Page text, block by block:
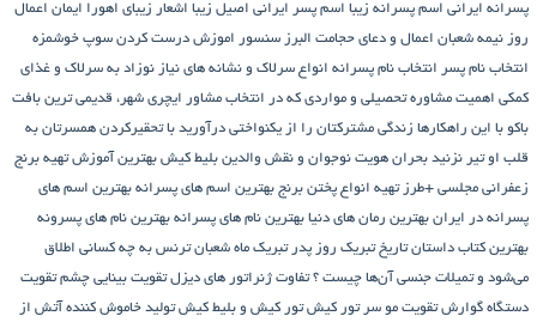
پسرانه ایرانی اسم پسرانه زیبا اسم پسر ایرانی اصیل زیبا اشعار زیبای اهورا ایمان اعمال
روز نیمه شعبان اعمال و دعای حجامت البرز سنسور اموزش درست کردن سوپ خوشمزه
انتخاب نام پسر انتخاب نام پسرانه انواع سرلاک و نشانه های نیاز نوزاد به سرلاک و غذای
کمکی اهمیت مشاوره تحصیلی و مواردی که در انتخاب مشاور ایچری شهر، قدیمی ترین بافت
باکو با این راهکارها زندگی مشترکتان را از یکنواختی درآورید با تحقیرکردن همسرتان به
قلب او تیر نزنید بحران هویت نوجوان و نقش والدین بلیط کیش بهترین آموزش تهیه برنج
زعفرانی مجلسی +طرز تهیه انواع پختن برنج بهترین اسم های پسرانه بهترین اسم های
پسرانه در ایران بهترین رمان های دنیا بهترین نام های پسرانه بهترین نام های پسرونه
بهترین کتاب داستان تاریخ تبریک روز پدر تبریک ماه شعبان ترنس به چه کسانی اطلاق
می‌شود و تمیلات جنسی آن‌ها چیست ؟ تفاوت ژنراتور های دیزل تقویت بینایی چشم تقویت
دستگاه گوارش تقویت مو سر تور کیش تور کیش و بلیط کیش تولید خاموش کننده آتش از